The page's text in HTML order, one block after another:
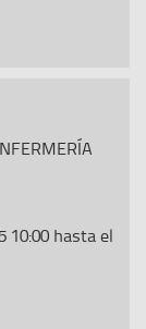
10:00 hasta el